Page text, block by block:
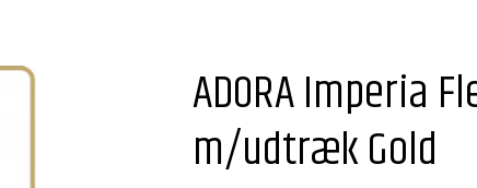
ADORA Imperia
m/udtræk Gold